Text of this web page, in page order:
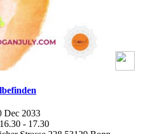
Dec 2033
- 17.30